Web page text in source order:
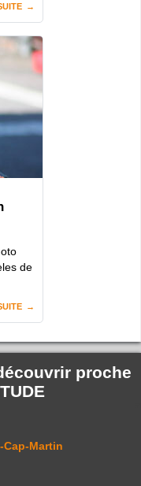
de
proche
Martin